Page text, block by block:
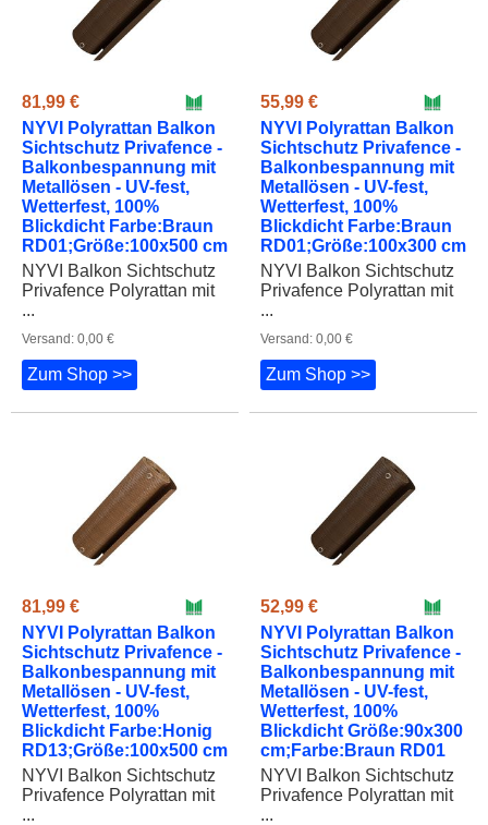
81,99 €
NYVI Polyrattan Balkon
Sichtschutz Privafence -
Balkonbespannung mit
Metallösen - UV-fest,
Wetterfest, 100%
Blickdicht Farbe:Braun
RD01;Größe:100x500 cm
NYVI Balkon Sichtschutz
Privafence Polyrattan mit
...
Versand: 0,00 €
Zum Shop >>
55,99 €
NYVI Polyrattan Balkon
Sichtschutz Privafence -
Balkonbespannung mit
Metallösen - UV-fest,
Wetterfest, 100%
Blickdicht Farbe:Braun
RD01;Größe:100x300 cm
NYVI Balkon Sichtschutz
Privafence Polyrattan mit
...
Versand: 0,00 €
Zum Shop >>
81,99 €
NYVI Polyrattan Balkon
Sichtschutz Privafence -
Balkonbespannung mit
Metallösen - UV-fest,
Wetterfest, 100%
Blickdicht Farbe:Honig
RD13;Größe:100x500 cm
NYVI Balkon Sichtschutz
Privafence Polyrattan mit
...
52,99 €
NYVI Polyrattan Balkon
Sichtschutz Privafence -
Balkonbespannung mit
Metallösen - UV-fest,
Wetterfest, 100%
Blickdicht Größe:90x300
cm;Farbe:Braun RD01
NYVI Balkon Sichtschutz
Privafence Polyrattan mit
...